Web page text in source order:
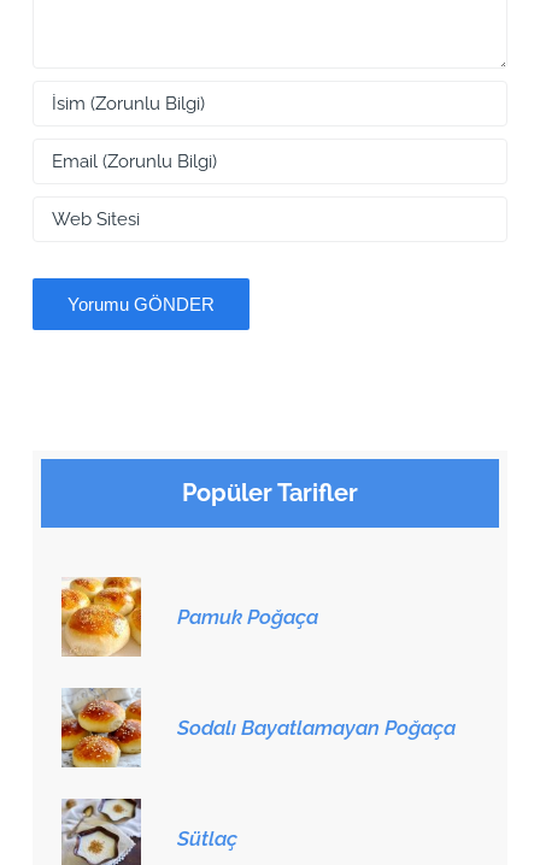
Popüler Tarifler
Pamuk Poğaça
Sodalı Bayatlamayan Poğaça
Sütlaç